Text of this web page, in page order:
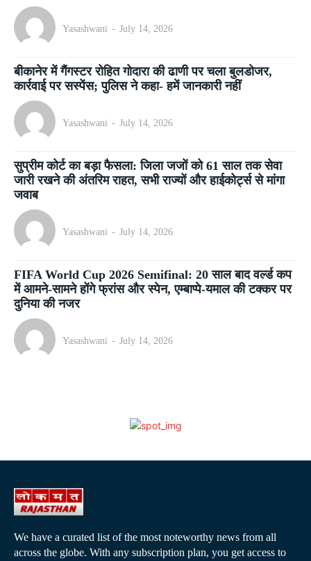
Yasashwani - July 14, 2026
बीकानेर में गैंगस्टर रोहित गोदारा की ढाणी पर चला बुलडोजर,
कार्रवाई पर सस्पेंस; पुलिस ने कहा- हमें जानकारी नहीं
Yasashwani - July 14, 2026
सुप्रीम कोर्ट का बड़ा फैसला: जिला जजों को 61 साल तक सेवा
जारी रखने की अंतरिम राहत, सभी राज्यों और हाईकोर्ट्स से मांगा
जवाब
Yasashwani - July 14, 2026
FIFA World Cup 2026 Semifinal: 20 साल बाद वर्ल्ड कप
में आमने-सामने होंगे फ्रांस और स्पेन, एम्बाप्पे-यमाल की टक्कर पर
दुनिया की नजर
Yasashwani - July 14, 2026
We have a curated list of the most noteworthy news from all
across the globe. With any subscription plan, you get access to